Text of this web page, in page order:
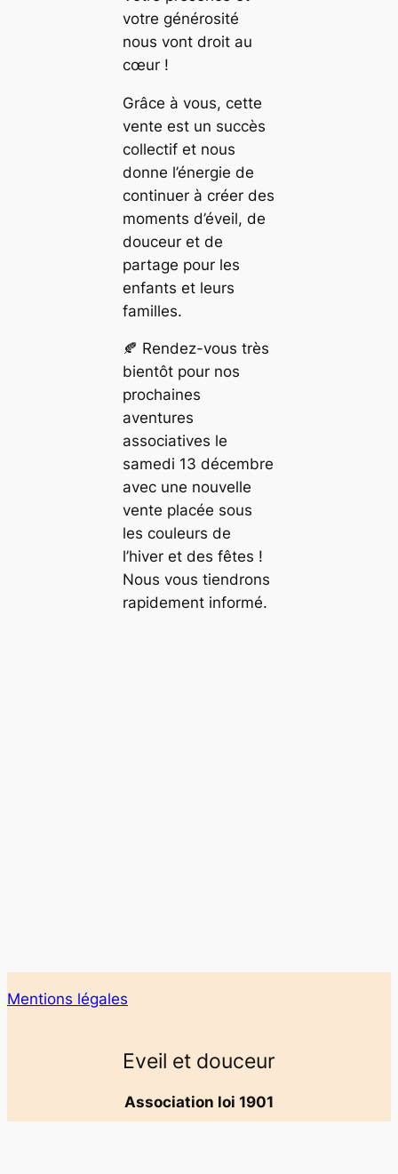
votre générosité
nous vont droit au
cœur !
Grâce à vous, cette
vente est un succès
collectif et nous
donne l’énergie de
continuer à créer des
moments d’éveil, de
douceur et de
partage pour les
enfants et leurs
familles.
🍂 Rendez-vous très
bientôt pour nos
prochaines
aventures
associatives le
samedi 13 décembre
avec une nouvelle
vente placée sous
les couleurs de
l’hiver et des fêtes !
Nous vous tiendrons
rapidement informé.
Mentions légales
Eveil et douceur
Association loi 1901